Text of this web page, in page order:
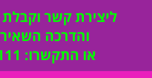
ליצירת קשר
והדרכה
או התקשרו: 023011111